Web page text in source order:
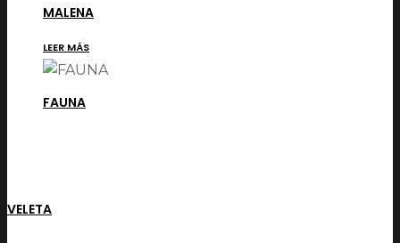
MALENA
LEER MÁS
FAUNA
VELETA